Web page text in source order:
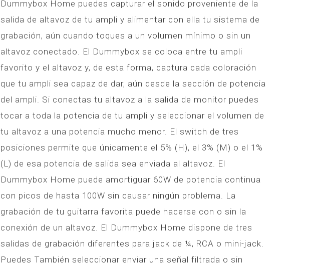
Dummybox Home puedes capturar el sonido proveniente de la
salida de altavoz de tu ampli y alimentar con ella tu sistema de
grabación, aún cuando toques a un volumen mínimo o sin un
altavoz conectado. El Dummybox se coloca entre tu ampli
favorito y el altavoz y, de esta forma, captura cada coloración
que tu ampli sea capaz de dar, aún desde la sección de potencia
del ampli. Si conectas tu altavoz a la salida de monitor puedes
tocar a toda la potencia de tu ampli y seleccionar el volumen de
tu altavoz a una potencia mucho menor. El switch de tres
posiciones permite que únicamente el 5% (H), el 3% (M) o el 1%
(L) de esa potencia de salida sea enviada al altavoz. El
Dummybox Home puede amortiguar 60W de potencia continua
con picos de hasta 100W sin causar ningún problema. La
grabación de tu guitarra favorita puede hacerse con o sin la
conexión de un altavoz. El Dummybox Home dispone de tres
salidas de grabación diferentes para jack de ¼, RCA o mini-jack.
Puedes También seleccionar enviar una señal filtrada o sin